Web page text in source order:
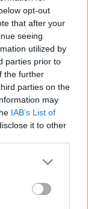
opt-out
that after your
seeing
utilized by
parties prior to
the further
parties on the
may
IAB’s List of
it to other